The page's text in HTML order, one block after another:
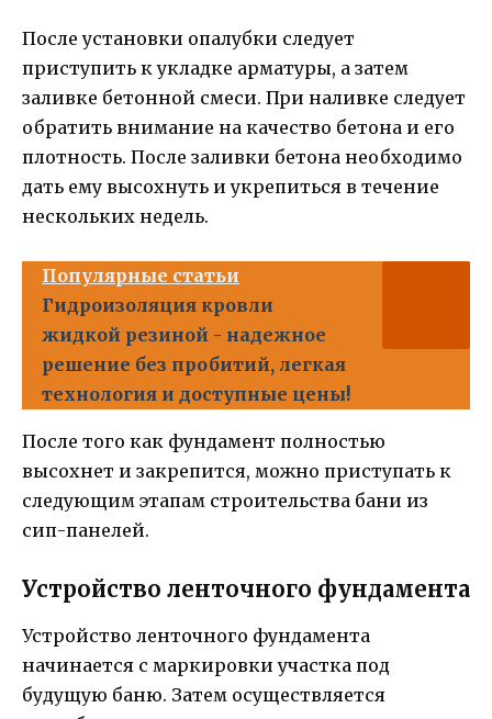
После установки опалубки следует
приступить к укладке арматуры, а затем
заливке бетонной смеси. При наливке следует
обратить внимание на качество бетона и его
плотность. После заливки бетона необходимо
дать ему высохнуть и укрепиться в течение
нескольких недель.
Популярные статьи
Гидроизоляция кровли
жидкой резиной - надежное
решение без пробитий, легкая
технология и доступные цены!
После того как фундамент полностью
высохнет и закрепится, можно приступать к
следующим этапам строительства бани из
сип-панелей.
Устройство ленточного фундамента
Устройство ленточного фундамента
начинается с маркировки участка под
будущую баню. Затем осуществляется